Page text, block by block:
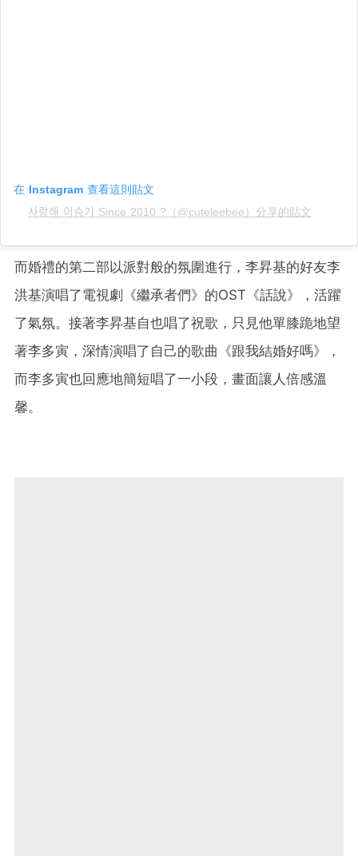
在 Instagram 查看這則貼文
사랑해 이승기 Since 2010 ?（@cuteleebee）分享的貼文
而婚禮的第二部以派對般的氛圍進行，李昇基的好友李
洪基演唱了電視劇《繼承者們》的OST《話說》，活躍
了氣氛。接著李昇基自也唱了祝歌，只見他單膝跪地望
著李多寅，深情演唱了自己的歌曲《跟我結婚好嗎》，
而李多寅也回應地簡短唱了一小段，畫面讓人倍感溫
馨。